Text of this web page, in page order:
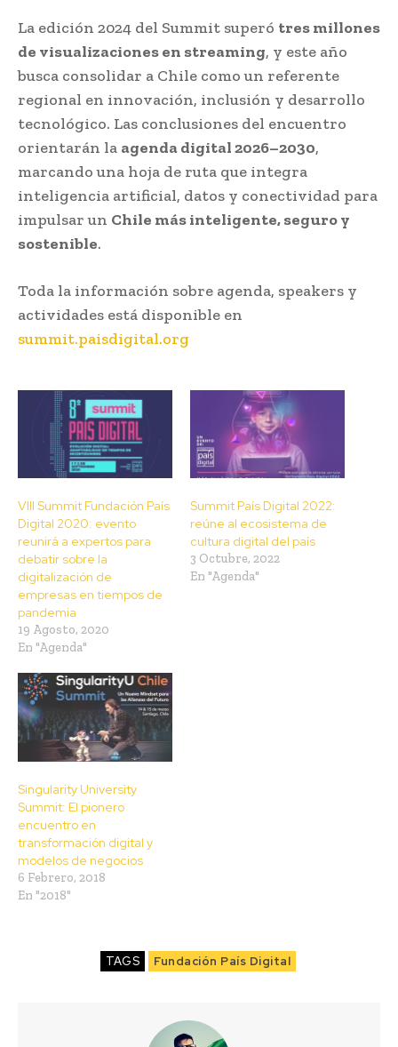
La edición 2024 del Summit superó tres millones
de visualizaciones en streaming, y este año
busca consolidar a Chile como un referente
regional en innovación, inclusión y desarrollo
tecnológico. Las conclusiones del encuentro
orientarán la agenda digital 2026–2030,
marcando una hoja de ruta que integra
inteligencia artificial, datos y conectividad para
impulsar un Chile más inteligente, seguro y
sostenible.
Toda la información sobre agenda, speakers y
actividades está disponible en
summit.paisdigital.org
VIII Summit Fundación País
Digital 2020: evento
reunirá a expertos para
debatir sobre la
digitalización de
empresas en tiempos de
pandemia
19 Agosto, 2020
En "Agenda"
Summit País Digital 2022:
reúne al ecosistema de
cultura digital del país
3 Octubre, 2022
En "Agenda"
Singularity University
Summit: El pionero
encuentro en
transformación digital y
modelos de negocios
6 Febrero, 2018
En "2018"
TAGS Fundación País Digital